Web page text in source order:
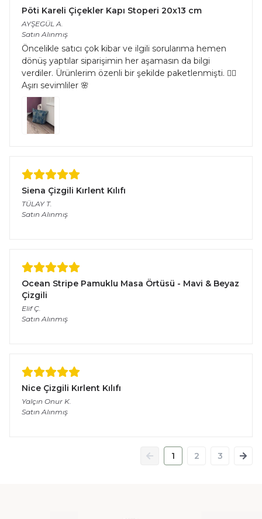
Pöti Kareli Çiçekler Kapı Stoperi 20x13 cm
AYŞEGÜL A.
Satın Alınmış
Öncelikle satıcı çok kibar ve ilgili sorularıma hemen
dönüş yaptılar siparişimin her aşamasın da bilgi
verdiler. Ürünlerim özenli bir şekilde paketlenmişti. 👌🏻
Aşırı sevimliler 🌸
Siena Çizgili Kırlent Kılıfı
TÜLAY T.
Satın Alınmış
Ocean Stripe Pamuklu Masa Örtüsü - Mavi & Beyaz
Çizgili
Elif Ç.
Satın Alınmış
Nice Çizgili Kırlent Kılıfı
Yalçın Onur K.
Satın Alınmış
1 2 3